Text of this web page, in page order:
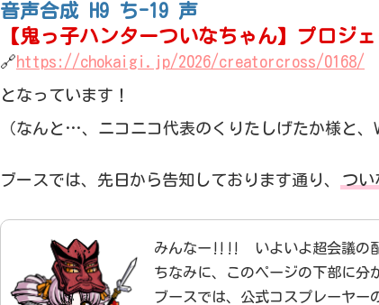
音声合成 H9 ち-19 声
【鬼っ子ハンターついなちゃん】プロジェ
🔗https://chokaigi.jp/2026/creatorcross/0168/
となっています！
（なんと…、ニコニコ代表のくりたしげたか様と、
ブースでは、先日から告知しております通り、 つ
みんなー‼️‼️ いよいよ超会議の
ちなみに、このページの下部に分
ブースでは、公式コスプレーヤー